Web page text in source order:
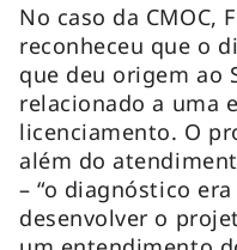
No caso da CMOC,
reconheceu que o
que deu origem ao
relacionado a uma
licenciamento. O
além do
– “o diagnóstico
desenvolver o